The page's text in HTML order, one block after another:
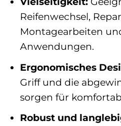
Reifenwechsel,
Montagearbeiten
Anwendungen.
Ergonomisches
Griff und die
sorgen für
Robust und